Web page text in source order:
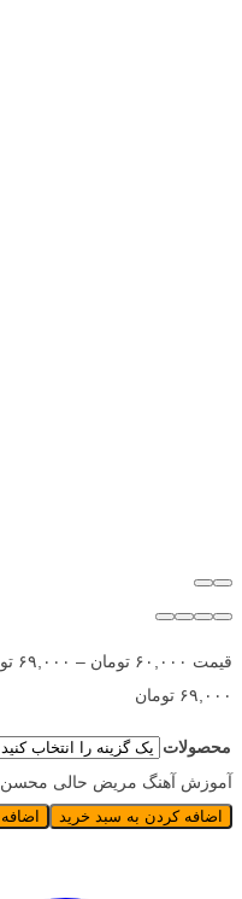
قیمت ۶۰,۰۰۰ تومان – ۶۹,۰۰۰
۶۹,۰۰۰ تومان
محصولات
آموزش آهنگ مریض حالی محسن
اضافه کردن به سبد خرید